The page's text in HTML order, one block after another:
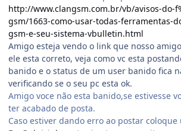
http://www.clangsm.com.br/vb/avisos-do-
gsm/1663-como-usar-todas-ferramentas-
gsm-e-seu-sistema-vbulletin.html
Amigo esteja vendo o link que nosso
ele esta correto, veja como vc esta
banido e o status de um user banido fica
verificando se o seu pc esta ok.
Amigo voce não esta banido,se estivesse
ter acabado de posta.
Caso estiver dando erro ao postar